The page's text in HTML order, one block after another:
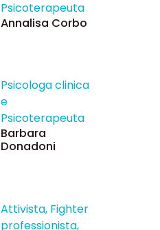
Psicoterapeuta
Annalisa Corbo
Psicologa clinica
e
Psicoterapeuta
Barbara
Donadoni
Attivista, Fighter
professionista,